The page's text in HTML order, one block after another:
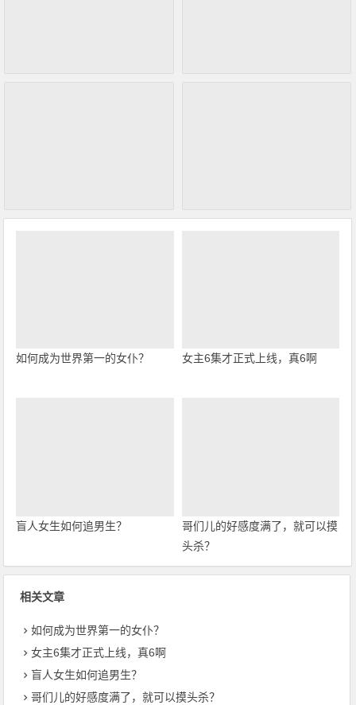
如何成为世界第一的女仆？ 女主6集才正式上线，真6啊
盲人女生如何追男生？
哥们儿的好感度满了，就可以摸
头杀？
相关文章
如何成为世界第一的女仆？
女主6集才正式上线，真6啊
盲人女生如何追男生？
哥们儿的好感度满了，就可以摸头杀？